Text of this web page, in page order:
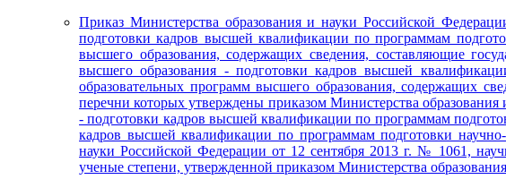
Приказ Министерства образования и науки Российской
подготовки кадров высшей квалификации по программам
высшего образования, содержащих сведения, составляющие
высшего образования - подготовки кадров высшей
образовательных программ высшего образования, содержащих
перечни которых утверждены приказом Министерства
- подготовки кадров высшей квалификации по программам
кадров высшей квалификации по программам подготовки
науки Российской Федерации от 12 сентября 2013 г. № 1061,
ученые степени, утвержденной приказом Министерства